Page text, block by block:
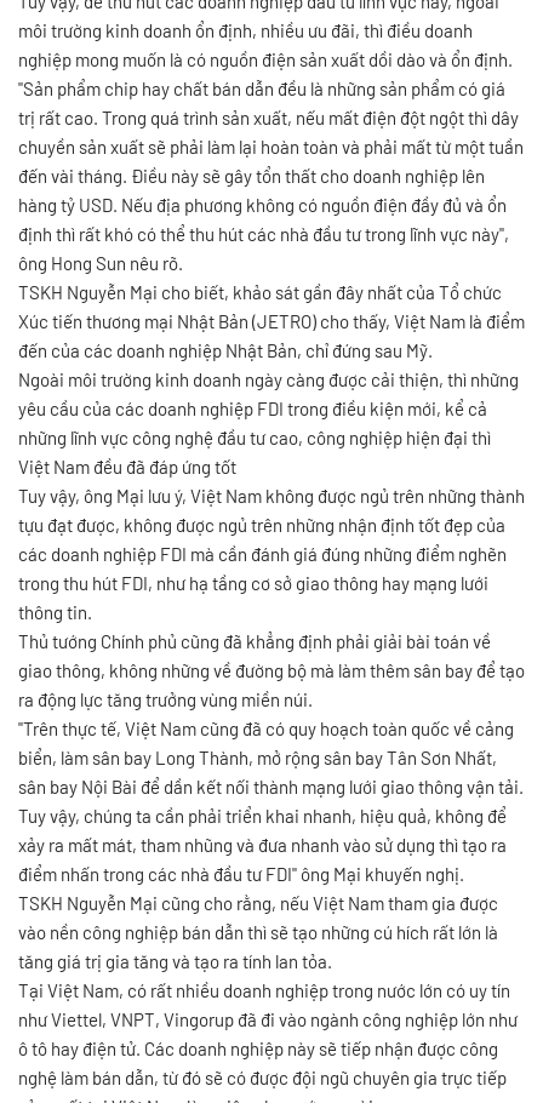
môi trường kinh doanh ổn định, nhiều ưu đãi, thì điều doanh
nghiệp mong muốn là có nguồn điện sản xuất dồi dào và ổn định.
"Sản phẩm chip hay chất bán dẫn đều là những sản phẩm có giá
trị rất cao. Trong quá trình sản xuất, nếu mất điện đột ngột thì dây
chuyền sản xuất sẽ phải làm lại hoàn toàn và phải mất từ một tuần
đến vài tháng. Điều này sẽ gây tổn thất cho doanh nghiệp lên
hàng tỷ USD. Nếu địa phương không có nguồn điện đầy đủ và ổn
định thì rất khó có thể thu hút các nhà đầu tư trong lĩnh vực này",
ông Hong Sun nêu rõ.
TSKH Nguyễn Mại cho biết, khảo sát gần đây nhất của Tổ chức
Xúc tiến thương mại Nhật Bản (JETRO) cho thấy, Việt Nam là điểm
đến của các doanh nghiệp Nhật Bản, chỉ đứng sau Mỹ.
Ngoài môi trường kinh doanh ngày càng được cải thiện, thì những
yêu cầu của các doanh nghiệp FDI trong điều kiện mới, kể cả
những lĩnh vực công nghệ đầu tư cao, công nghiệp hiện đại thì
Việt Nam đều đã đáp ứng tốt
Tuy vậy, ông Mại lưu ý, Việt Nam không được ngủ trên những thành
tựu đạt được, không được ngủ trên những nhận định tốt đẹp của
các doanh nghiệp FDI mà cần đánh giá đúng những điểm nghẽn
trong thu hút FDI, như hạ tầng cơ sở giao thông hay mạng lưới
thông tin.
Thủ tướng Chính phủ cũng đã khẳng định phải giải bài toán về
giao thông, không những về đường bộ mà làm thêm sân bay để tạo
ra động lực tăng trưởng vùng miền núi.
"Trên thực tế, Việt Nam cũng đã có quy hoạch toàn quốc về cảng
biển, làm sân bay Long Thành, mở rộng sân bay Tân Sơn Nhất,
sân bay Nội Bài để dần kết nối thành mạng lưới giao thông vận tải.
Tuy vậy, chúng ta cần phải triển khai nhanh, hiệu quả, không để
xảy ra mất mát, tham nhũng và đưa nhanh vào sử dụng thì tạo ra
điểm nhấn trong các nhà đầu tư FDI" ông Mại khuyến nghị.
TSKH Nguyễn Mại cũng cho rằng, nếu Việt Nam tham gia được
vào nền công nghiệp bán dẫn thì sẽ tạo những cú hích rất lớn là
tăng giá trị gia tăng và tạo ra tính lan tỏa.
Tại Việt Nam, có rất nhiều doanh nghiệp trong nước lớn có uy tín
như Viettel, VNPT, Vingorup đã đi vào ngành công nghiệp lớn như
ô tô hay điện tử. Các doanh nghiệp này sẽ tiếp nhận được công
nghệ làm bán dẫn, từ đó sẽ có được đội ngũ chuyên gia trực tiếp